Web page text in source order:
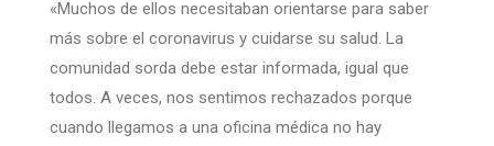
«Muchos de ellos necesitaban orientarse para saber
más sobre el coronavirus y cuidarse su salud. La
comunidad sorda debe estar informada, igual que
todos. A veces, nos sentimos rechazados porque
cuando llegamos a una oficina médica no hay